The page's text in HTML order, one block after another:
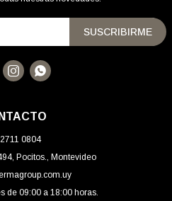
2711 0804
Pocitos., Montevideo
de 09:00 a 18:00 horas.
SUSCRIBIRME
 